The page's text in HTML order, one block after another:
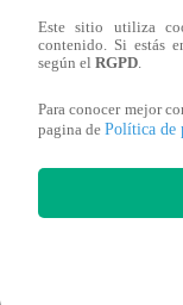
Este sitio utiliza
contenido. Si estás
según el RGPD
Para conocer mejor
pagina de Política de